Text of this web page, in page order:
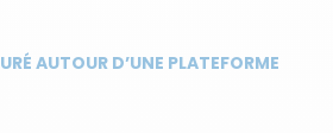
AUTOUR D’UNE PLATEFORME